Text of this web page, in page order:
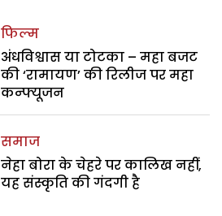
फिल्म
अंधविश्वास या टोटका – महा बजट
की ‘रामायण’ की रिलीज पर महा
कन्फ्यूजन
समाज
नेहा बोरा के चेहरे पर कालिख नहीं,
यह संस्कृति की गंदगी है